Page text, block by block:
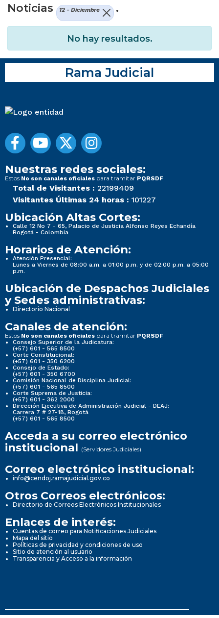
Noticias
12 - Diciembre .
No hay resultados.
Rama Judicial
Nuestras redes sociales:
Estos No son canales oficiales para tramitar PQRSDF
Total de Visitantes : 22199409
Visitantes Últimas 24 horas : 101227
Ubicación Altas Cortes:
Calle 12 No 7 - 65, Palacio de Justicia Alfonso Reyes Echandía
Bogotá - Colombia
Horarios de Atención:
Atención Presencial:
Lunes a Viernes de 08:00 a.m. a 01:00 p.m. y de 02:00 p.m. a 05:00
p.m.
Ubicación de Despachos Judiciales
y Sedes administrativas:
Directorio Nacional
Canales de atención:
Estos No son canales oficiales para tramitar PQRSDF
Consejo Superior de la Judicatura:
(+57) 601 - 565 8500
Corte Constitucional:
(+57) 601 - 350 6200
Consejo de Estado:
(+57) 601 - 350 6700
Comisión Nacional de Disciplina Judicial:
(+57) 601 - 565 8500
Corte Suprema de Justicia:
(+57) 601 - 362 2000
Dirección Ejecutiva de Administración Judicial - DEAJ:
Carrera 7 # 27-18, Bogotá
(+57) 601 - 565 8500
Acceda a su correo electrónico
institucional (Servidores Judiciales)
Correo electrónico institucional:
info@cendoj.ramajudicial.gov.co
Otros Correos electrónicos:
Directorio de Correos Electrónicos Institucionales
Enlaces de interés:
Cuentas de correo para Notificaciones Judiciales
Mapa del sitio
Políticas de privacidad y condiciones de uso
Sitio de atención al usuario
Transparencia y Acceso a la información